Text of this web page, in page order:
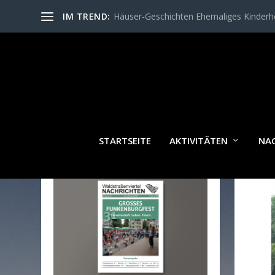
IM TREND: Häuser-Geschichten Ehemaliges
STARTSEITE AKTIVITÄTEN
WALDSTRASSENVIERTEL N